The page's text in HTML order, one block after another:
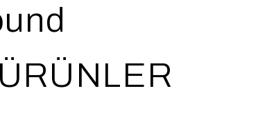
Model ve serileri görmek için
Daha Fazla Bilgi Al